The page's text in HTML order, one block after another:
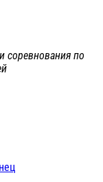
соревнования по